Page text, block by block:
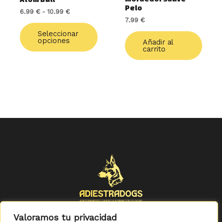
Valoramos tu privacidad
6.99 € - 10.99 €
Seleccionar
opciones
de
producto
Pelo
7.99 €
Añadir al
carrito